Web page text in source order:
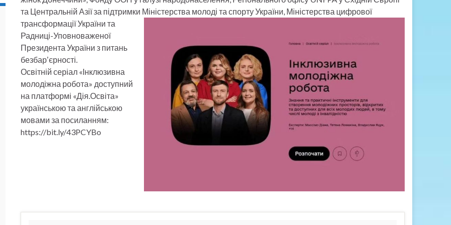
та Центральній Азії за підтримки Міністерства молоді та спорту України, Міністерства цифрової
трансформації України та
Радниці-Уповноваженої
Президента України з питань
безбарʼєрності.
Освітній серіал «Інклюзивна
молодіжна робота» доступний
на платформі «Дія.Освіта»
українською та англійською
мовами за посиланням:
https://bit.ly/43PCYBo